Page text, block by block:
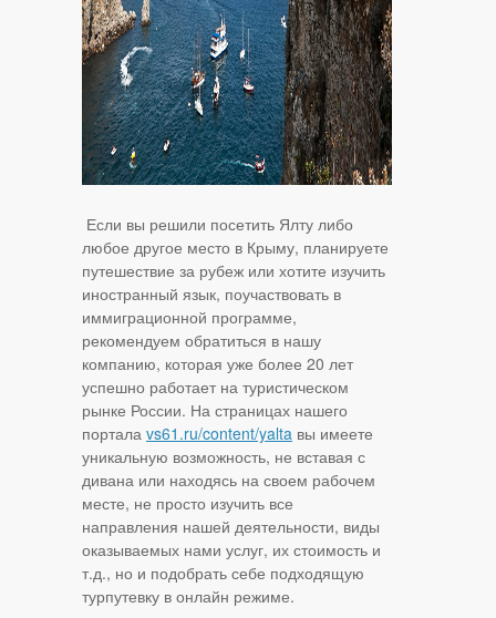
Если вы решили посетить Ялту либо
любое другое место в Крыму, планируете
путешествие за рубеж или хотите изучить
иностранный язык, поучаствовать в
иммиграционной программе,
рекомендуем обратиться в нашу
компанию, которая уже более 20 лет
успешно работает на туристическом
рынке России. На страницах нашего
портала vs61.ru/content/yalta вы имеете
уникальную возможность, не вставая с
дивана или находясь на своем рабочем
месте, не просто изучить все
направления нашей деятельности, виды
оказываемых нами услуг, их стоимость и
т.д., но и подобрать себе подходящую
турпутевку в онлайн режиме.